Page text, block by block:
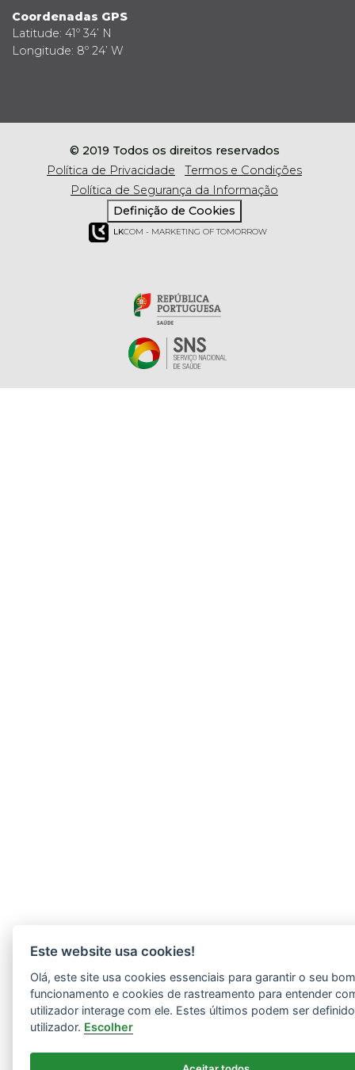
Coordenadas GPS
Latitude: 41º 34’ N
Longitude: 8º 24’ W
© 2019 Todos os direitos reservados
Política de Privacidade
Termos e Condições
Política de Segurança da Informação
Definição de Cookies
LKCOM - MARKETING OF TOMORROW
Este website usa cookies!
Olá, este site usa cookies essenciais para garantir o seu
funcionamento e cookies de rastreamento para entender
utilizador interage com ele. Estes últimos podem ser
utilizador. Escolher